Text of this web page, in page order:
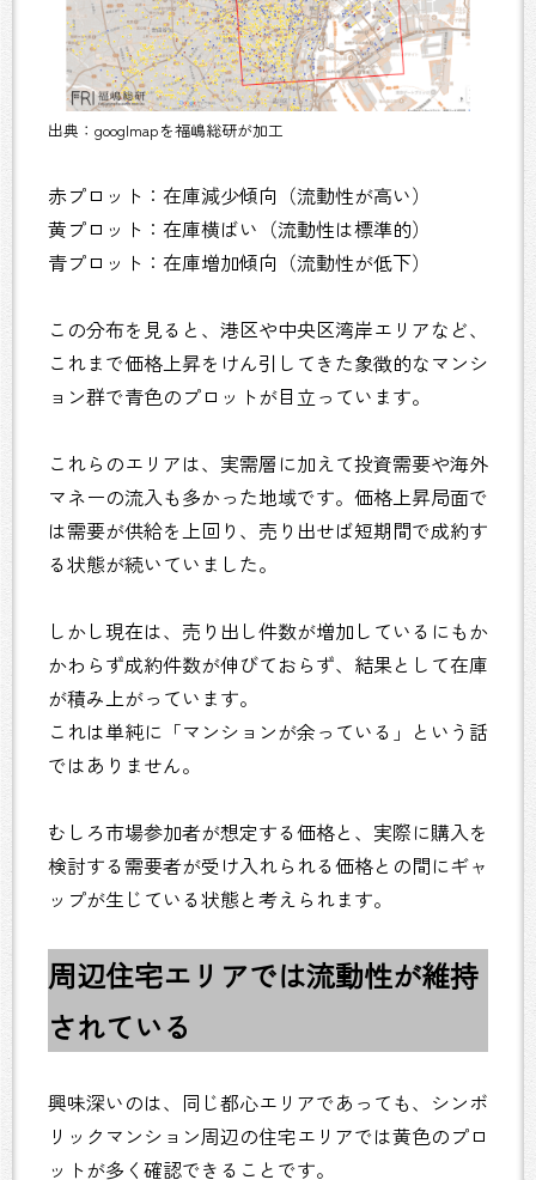
出典：googlmapを福嶋総研が加工
赤プロット：在庫減少傾向（流動性が高い）
黄プロット：在庫横ばい（流動性は標準的）
青プロット：在庫増加傾向（流動性が低下）
この分布を見ると、港区や中央区湾岸エリアなど、
これまで価格上昇をけん引してきた象徴的なマンシ
ョン群で青色のプロットが目立っています。
これらのエリアは、実需層に加えて投資需要や海外
マネーの流入も多かった地域です。価格上昇局面で
は需要が供給を上回り、売り出せば短期間で成約す
る状態が続いていました。
しかし現在は、売り出し件数が増加しているにもか
かわらず成約件数が伸びておらず、結果として在庫
が積み上がっています。
これは単純に「マンションが余っている」という話
ではありません。
むしろ市場参加者が想定する価格と、実際に購入を
検討する需要者が受け入れられる価格との間にギャ
ップが生じている状態と考えられます。
周辺住宅エリアでは流動性が維持
されている
興味深いのは、同じ都心エリアであっても、シンボ
リックマンション周辺の住宅エリアでは黄色のプロ
ットが多く確認できることです。